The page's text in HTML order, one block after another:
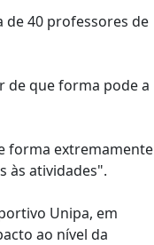
de 40 professores de
de que forma pode a
forma extremamente
às atividades".
Unipa, em
ao nível da